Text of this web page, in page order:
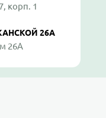
корп. 1
26А
26А